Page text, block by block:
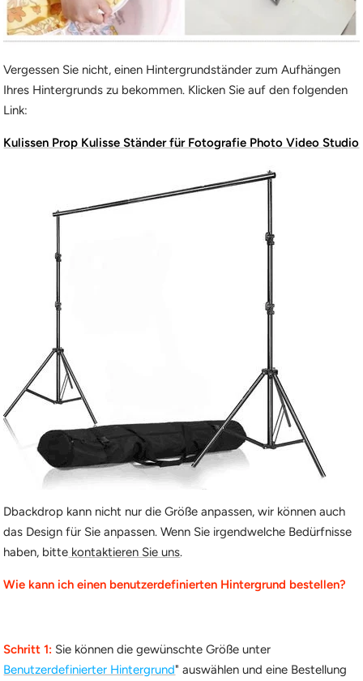
Vergessen Sie nicht, einen Hintergrundständer zum Aufhängen
Ihres Hintergrunds zu bekommen. Klicken Sie auf den folgenden
Link:
Kulissen Prop Kulisse Ständer für Fotografie Photo Video Studio
Dbackdrop kann nicht nur die Größe anpassen, wir können auch
das Design für Sie anpassen. Wenn Sie irgendwelche Bedürfnisse
haben, bitte kontaktieren Sie uns.
Wie kann ich einen benutzerdefinierten Hintergrund bestellen?
Schritt 1: Sie können die gewünschte Größe unter
Benutzerdefinierter Hintergrund" auswählen und eine Bestellung